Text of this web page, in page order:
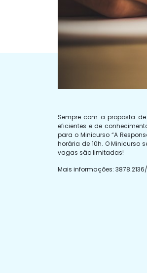
Sempre com a proposta
eficientes e de
para o Minicurso “A
horária de 10h. O Minicurso
vagas são limitadas!
Mais informações: